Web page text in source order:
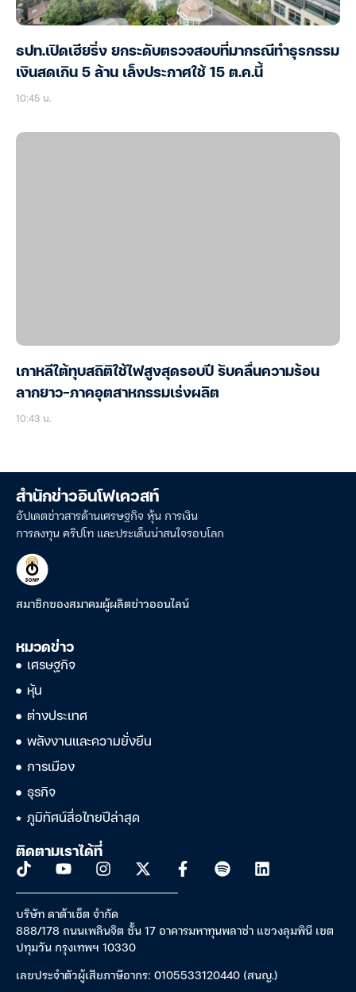
ธปท.เปิดเฮียริ่ง ยกระดับตรวจสอบที่มากรณีทำธุรกรรม
เงินสดเกิน 5 ล้าน เล็งประกาศใช้ 15 ต.ค.นี้
10:45 น.
เกาหลีใต้ทุบสถิติใช้ไฟสูงสุดรอบปี รับคลื่นความร้อน
ลากยาว-ภาคอุตสาหกรรมเร่งผลิต
10:43 น.
สำนักข่าวอินโฟเควสท์
อัปเดตข่าวสารด้านเศรษฐกิจ หุ้น การเงิน
การลงทุน คริปโท และประเด็นน่าสนใจรอบโลก
สมาชิกของสมาคมผู้ผลิตข่าวออนไลน์
หมวดข่าว
เศรษฐกิจ
หุ้น
ต่างประเทศ
พลังงานและความยั่งยืน
การเมือง
ธุรกิจ
ภูมิทัศน์สื่อไทยปีล่าสุด
ติดตามเราได้ที่
บริษัท ดาต้าเซ็ต จำกัด
888/178 ถนนเพลินจิต ชั้น 17 อาคารมหาทุนพลาซ่า แขวงลุมพินี เขต
ปทุมวัน กรุงเทพฯ 10330
เลขประจำตัวผู้เสียภาษีอากร: 0105533120440 (สนญ.)